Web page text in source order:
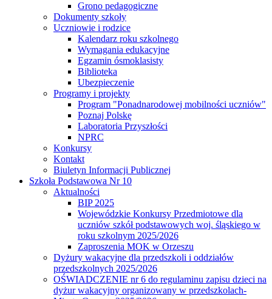
Grono pedagogiczne
Dokumenty szkoły
Uczniowie i rodzice
Kalendarz roku szkolnego
Wymagania edukacyjne
Egzamin ósmoklasisty
Biblioteka
Ubezpieczenie
Programy i projekty
Program "Ponadnarodowej mobilności uczniów"
Poznaj Polskę
Laboratoria Przyszłości
NPRC
Konkursy
Kontakt
Biuletyn Informacji Publicznej
Szkoła Podstawowa Nr 10
Aktualności
BIP 2025
Wojewódzkie Konkursy Przedmiotowe dla
uczniów szkół podstawowych woj. śląskiego w
roku szkolnym 2025/2026
Zaproszenia MOK w Orzeszu
Dyżury wakacyjne dla przedszkoli i oddziałów
przedszkolnych 2025/2026
OŚWIADCZENIE nr 6 do regulaminu zapisu dzieci na
dyżur wakacyjny organizowany w przedszkolach-